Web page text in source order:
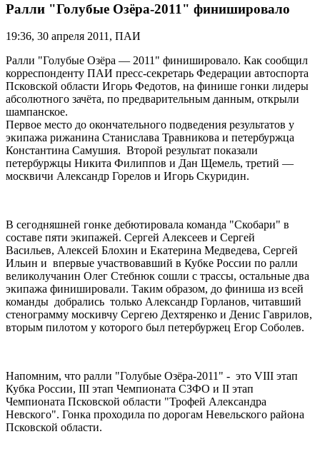
Ралли "Голубые Озёра-2011" финишировало
19:36, 30 апреля 2011, ПАИ
Ралли "Голубые Озёра — 2011" финишировало. Как сообщил
корреспонденту ПАИ пресс-секретарь Федерации автоспорта
Псковской области Игорь Федотов, на финише гонки лидеры
абсолютного зачёта, по предварительным данным, открыли
шампанское.
Первое место до окончательного подведения результатов у
экипажа рижанина Станислава Травникова и петербуржца
Константина Самушия. Второй результат показали
петербуржцы Никита Филиппов и Дан Щемель, третий —
москвичи Александр Горелов и Игорь Скуридин.
В сегодняшней гонке дебютировала команда "Скобари" в
составе пяти экипажей. Сергей Алексеев и Сергей
Васильев, Алексей Блохин и Екатерина Медведева, Сергей
Ильин и впервые участвовавший в Кубке России по ралли
великолучанин Олег Стебнюк сошли с трассы, остальные два
экипажа финишировали. Таким образом, до финиша из всей
команды добрались только Александр Горланов, читавший
стенограмму москивчу Сергею Дехтяренко и Денис Гаврилов,
вторым пилотом у которого был петербуржец Егор Соболев.
Напомним, что ралли "Голубые Озёра-2011" - это VIII этап
Кубка России, III этап Чемпионата CЗФО и II этап
Чемпионата Псковской области "Трофей Александра
Невского". Гонка проходила по дорогам Невельского района
Псковской области.